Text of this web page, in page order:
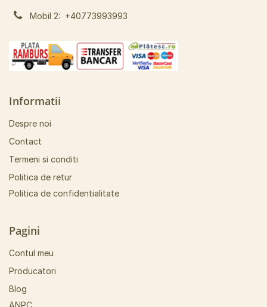
Mobil 2: +40773993993
Informatii
Despre noi
Contact
Termeni si conditi
Politica de retur
Politica de confidentialitate
Pagini
Contul meu
Producatori
Blog
ANPC